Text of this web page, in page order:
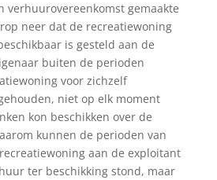
verhuurovereenkomst gemaakte
neer dat de recreatiewoning
is gesteld aan de
buiten de perioden
voor zichzelf
niet op elk moment
kon beschikken over de
kunnen de perioden van
aan de exploitant
ter beschikking stond, maar